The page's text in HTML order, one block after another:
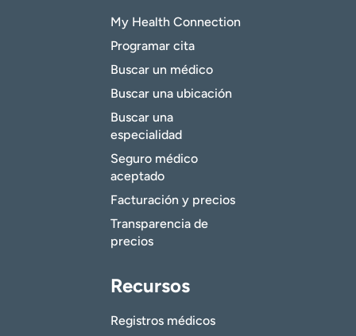
My Health Connection
Programar cita
Buscar un médico
Buscar una ubicación
Buscar una
especialidad
Seguro médico
aceptado
Facturación y precios
Transparencia de
precios
Recursos
Registros médicos